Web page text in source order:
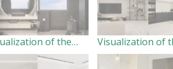
Visualization of the master bathroom.